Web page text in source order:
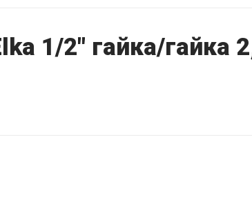
1/2" гайка/гайка